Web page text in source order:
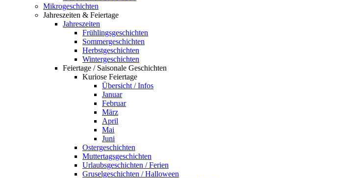
Mikrogeschichten
Jahreszeiten & Feiertage
Jahreszeiten
Frühlingsgeschichten
Sommergeschichten
Herbstgeschichten
Wintergeschichten
Feiertage / Saisonale Geschichten
Kuriose Feiertage
Übersicht / Infos
Januar
Februar
März
April
Mai
Juni
Ostergeschichten
Muttertagsgeschichten
Urlaubsgeschichten / Ferien
Gruselgeschichten / Halloween